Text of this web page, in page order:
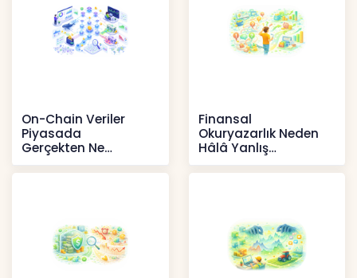
On-Chain Veriler
Piyasada
Gerçekten Ne
Anlatır?
Kripto
Finansal
Okuryazarlık Neden
Hâlâ Yanlış
Anlaşılıyor?
İçerikler